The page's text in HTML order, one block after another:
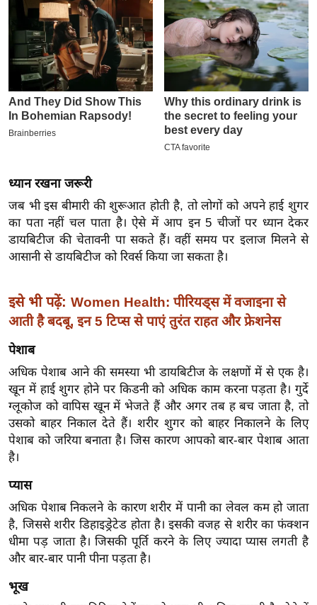
ई
पे
प
र
ल
बे
मि
सा
श
ख्सि
यं
ग
इं
डि
या
सा
त्य
ज
ग
ऑ
ध्यान रखना जरूरी
जब भी इस बीमारी की शुरूआत होती है, तो लोगों को अपने हाई शुगर
का पता नहीं चल पाता है। ऐसे में आप इन 5 चीजों पर ध्यान देकर
डायबिटीज की चेतावनी पा सकते हैं। वहीं समय पर इलाज मिलने से
आसानी से डायबिटीज को रिवर्स किया जा सकता है।
इसे भी पढ़ें: Women Health: पीरियड्स में वजाइना से
आती है बदबू, इन 5 टिप्स से पाएं तुरंत राहत और फ्रेशनेस
पेशाब
अधिक पेशाब आने की समस्या भी डायबिटीज के लक्षणों में से एक है।
खून में हाई शुगर होने पर किडनी को अधिक काम करना पड़ता है। गुर्दे
ग्लूकोज को वापिस खून में भेजते हैं और अगर तब ह बच जाता है, तो
उसको बाहर निकाल देते हैं। शरीर शुगर को बाहर निकालने के लिए
पेशाब को जरिया बनाता है। जिस कारण आपको बार-बार पेशाब आता
है।
प्यास
अधिक पेशाब निकलने के कारण शरीर में पानी का लेवल कम हो जाता
है, जिससे शरीर डिहाइड्रेटेड होता है। इसकी वजह से शरीर का फंक्शन
धीमा पड़ जाता है। जिसकी पूर्ति करने के लिए ज्यादा प्यास लगती है
और बार-बार पानी पीना पड़ता है।
भूख